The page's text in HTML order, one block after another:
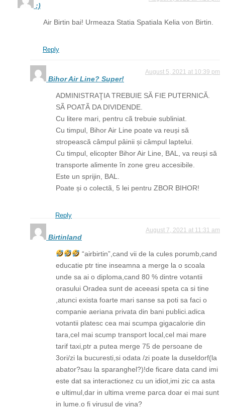
:)
Air Birtin bai! Urmeaza Statia Spatiala Kelia von Birtin.
Reply
Bihor Air Line? Super!
August 5, 2021 at 10:39 pm
ADMINISTRAŢIA TREBUIE SĂ FIE PUTERNICĂ.
SÃ POATÃ DA DIVIDENDE.
Cu litere mari, pentru cã trebuie subliniat.
Cu timpul, Bihor Air Line poate va reuși să
stropească câmpul pâinii și câmpul laptelui.
Cu timpul, elicopter Bihor Air Line, BAL, va reuși să
transporte alimente în zone greu accesibile.
Este un sprijin, BAL.
Poate și o colectã, 5 lei pentru ZBOR BIHOR!
Reply
Birtinland
August 7, 2021 at 11:31 am
“airbirtin”,cand vii de la cules porumb,cand
educatie ptr tine inseamna a merge la o scoala
unde sa ai o diploma,cand 80 % dintre votantii
orasului Oradea sunt de aceeasi speta ca si tine
,atunci exista foarte mari sanse sa poti sa faci o
companie aeriana privata din bani publici.adica
votantii platesc cea mai scumpa gigacalorie din
tara,cel mai scump transport local,cel mai mare
tarif taxi,ptr a putea merge 75 de persoane de
3ori/zi la bucuresti,si odata /zi poate la duseldorf(la
abator?sau la sparanghel?)!de ficare data cand imi
este dat sa interactionez cu un idiot,imi zic ca asta
e ultimul,dar in ultima vreme parca doar ei mai sunt
in lume.o fi virusul de vina?